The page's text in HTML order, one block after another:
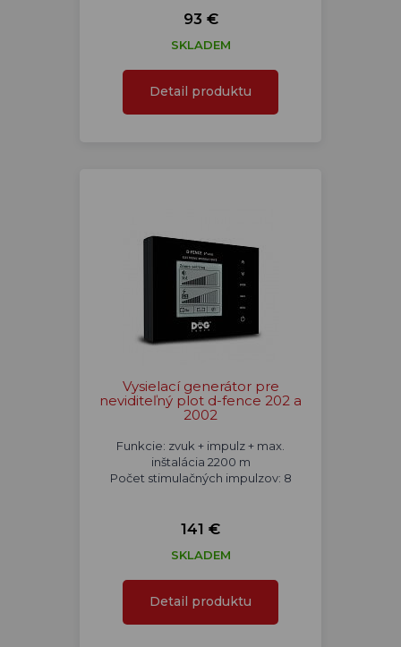
93 €
SKLADEM
Detail produktu
Vysielací generátor pre
neviditeľný plot d-fence 202 a
2002
Funkcie: zvuk + impulz + max.
inštalácia 2200 m
Počet stimulačných impulzov: 8
141 €
SKLADEM
Detail produktu